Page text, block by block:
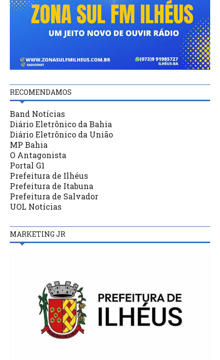
RECOMENDAMOS
Band Notícias
Diário Eletrônico da Bahia
Diário Eletrônico da União
MP Bahia
O Antagonista
Portal G1
Prefeitura de Ilhéus
Prefeitura de Itabuna
Prefeitura de Salvador
UOL Notícias
MARKETING JR